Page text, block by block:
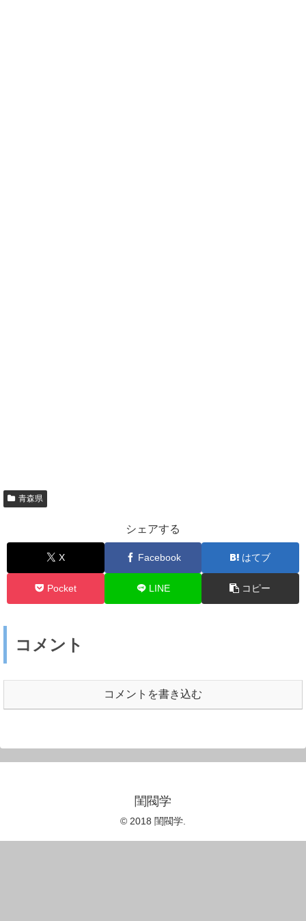
青森県
シェアする
X Facebook はてブ
Pocket LINE コピー
コメント
コメントを書き込む
閨閥学
© 2018 閨閥学.